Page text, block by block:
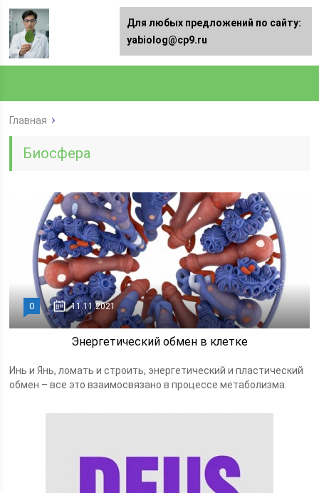
Главная
Биосфера
0 11.11.2021
Энергетический обмен в клетке
Инь и Янь, ломать и строить, энергетический и пластический
обмен – все это взаимосвязано в процессе метаболизма.
Для любых предложений по сайту:
yabiolog@cp9.ru